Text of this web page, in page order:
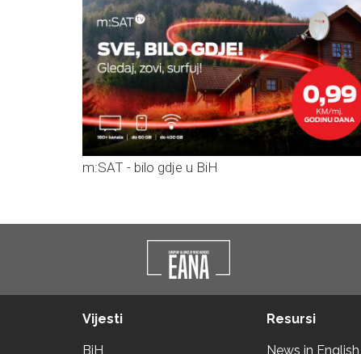
m:SAT - bilo gdje u BiH
Vijesti
BiH
Resursi
News in English